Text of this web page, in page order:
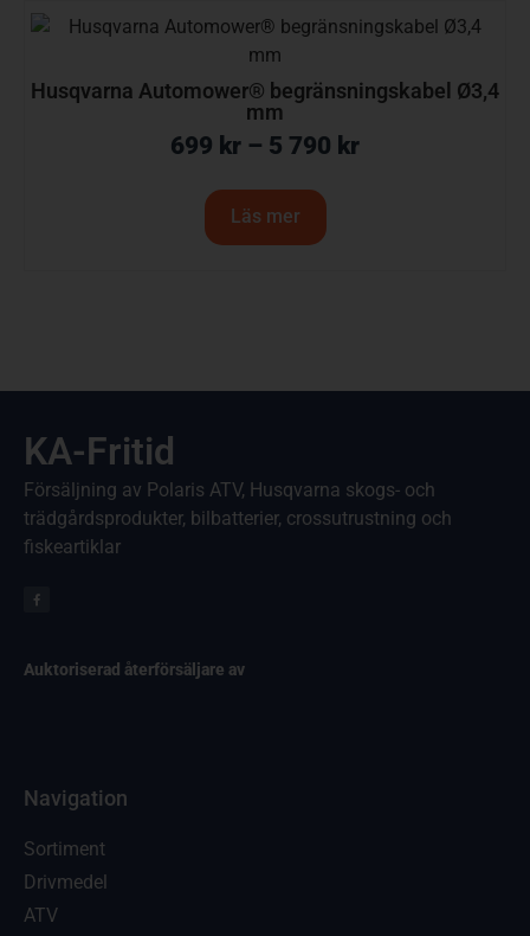
Husqvarna Automower® begränsningskabel Ø3,4
mm
699 kr – 5 790 kr
Läs mer
KA-Fritid
Försäljning av Polaris ATV, Husqvarna skogs- och
trädgårdsprodukter, bilbatterier, crossutrustning och
fiskeartiklar
Auktoriserad återförsäljare av
Navigation
Sortiment
Drivmedel
ATV